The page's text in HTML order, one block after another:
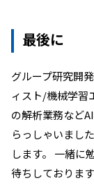
最後に
グループ研究開
ィスト/機械学習
の解析業務など
らっしゃいまし
します。 一緒に
待ちしております